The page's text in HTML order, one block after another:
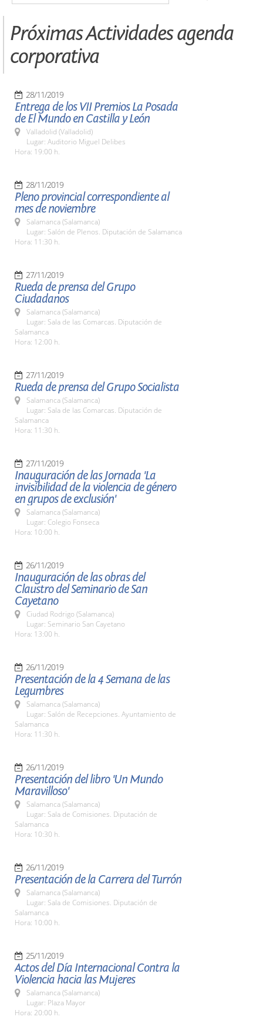
Próximas Actividades agenda
corporativa
28/11/2019
Entrega de los VII Premios La Posada
de El Mundo en Castilla y León
Valladolid (Valladolid)
Lugar: Auditorio Miguel Delibes
Hora: 19:00 h.
28/11/2019
Pleno provincial correspondiente al
mes de noviembre
Salamanca (Salamanca)
Lugar: Salón de Plenos. Diputación de Salamanca
Hora: 11:30 h.
27/11/2019
Rueda de prensa del Grupo
Ciudadanos
Salamanca (Salamanca)
Lugar: Sala de las Comarcas. Diputación de
Salamanca
Hora: 12:00 h.
27/11/2019
Rueda de prensa del Grupo Socialista
Salamanca (Salamanca)
Lugar: Sala de las Comarcas. Diputación de
Salamanca
Hora: 11:30 h.
27/11/2019
Inauguración de las Jornada 'La
invisibilidad de la violencia de género
en grupos de exclusión'
Salamanca (Salamanca)
Lugar: Colegio Fonseca
Hora: 10:00 h.
26/11/2019
Inauguración de las obras del
Claustro del Seminario de San
Cayetano
Ciudad Rodrigo (Salamanca)
Lugar: Seminario San Cayetano
Hora: 13:00 h.
26/11/2019
Presentación de la 4 Semana de las
Legumbres
Salamanca (Salamanca)
Lugar: Salón de Recepciones. Ayuntamiento de
Salamanca
Hora: 11:30 h.
26/11/2019
Presentación del libro 'Un Mundo
Maravilloso'
Salamanca (Salamanca)
Lugar: Sala de Comisiones. Diputación de
Salamanca
Hora: 10:30 h.
26/11/2019
Presentación de la Carrera del Turrón
Salamanca (Salamanca)
Lugar: Sala de Comisiones. Diputación de
Salamanca
Hora: 10:00 h.
25/11/2019
Actos del Día Internacional Contra la
Violencia hacia las Mujeres
Salamanca (Salamanca)
Lugar: Plaza Mayor
Hora: 20:00 h.